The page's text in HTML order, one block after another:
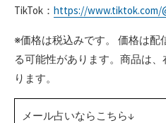
TikTok： https://www.tiktok.com/
※価格は税込みです。 価格は配
る可能性があります。商品は
ります。
メール占いならこちら↓